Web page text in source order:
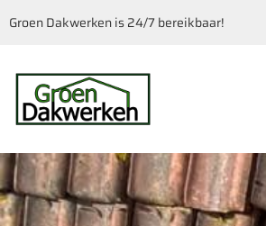
Groen Dakwerken is 24/7 bereikbaar!